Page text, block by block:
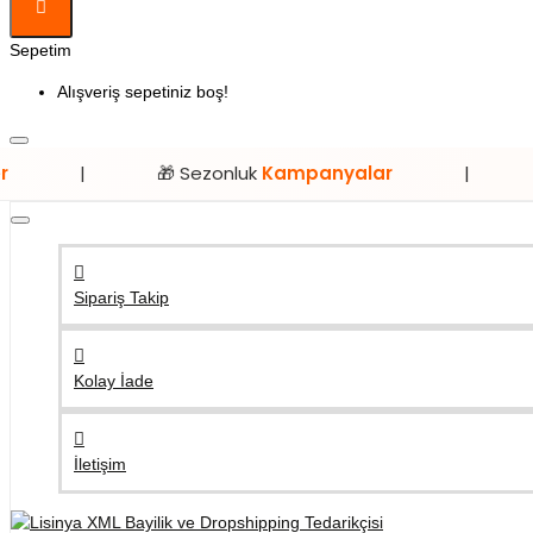
Sepetim
Alışveriş sepetiniz boş!
🎁 Sezonluk Kampanyalar | ⭐ Sadece
Sipariş Takip
Kolay İade
İletişim